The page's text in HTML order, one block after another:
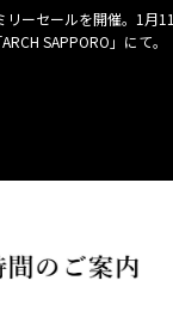
ーセールを開催。1月11
SAPPORO」にて。